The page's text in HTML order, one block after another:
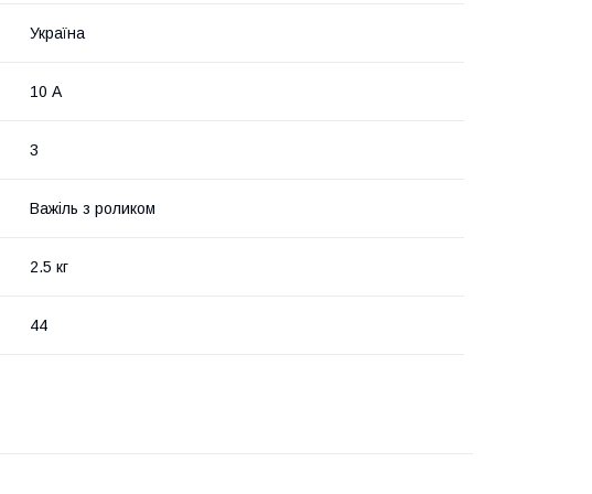
Україна
10 А
3
Важіль з роликом
2.5 кг
44